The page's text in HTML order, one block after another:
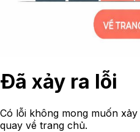
Đã xảy ra lỗi
Có lỗi không mong muốn
quay về trang chủ.